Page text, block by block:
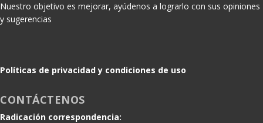
Nuestro objetivo es mejorar, ayúdenos a lograrlo con sus opiniones
y sugerencias
Políticas de privacidad y condiciones de uso
CONTÁCTENOS
Radicación correspondencia: